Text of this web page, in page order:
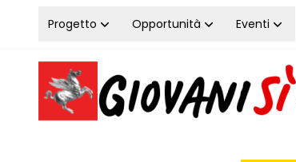
Vai al contenuto
Progetto Opportunità Eventi
Homepage Giovanisì - Progetto della